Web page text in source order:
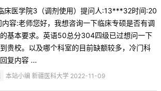
床医学院3（调剂使用）提问人:13***32时间:20
容:老师您好，我想咨询一下临床专硕是否有调
基本要求。英语50总分304四级已过想问一下
贵校。以及哪个科室的目前缺额较多，冷门科
复内容 ...
本站小编 新疆医科大学 2022-11-09